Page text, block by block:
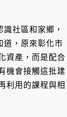
社區和家鄉，
道，原來彰化市
資產，而是配合
機會接觸這批建
利用的課程與相